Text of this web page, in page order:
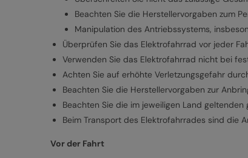
Beachten Sie die Herstellervorgaben zum
Manipulation des Antriebssystems,
Überprüfen Sie das Elektrofahrrad vor jeder
Verwenden Sie das Elektrofahrrad nicht bei
Achten Sie auf erhöhte Verletzungsgefahr
Beachten Sie die Herstellervorgaben zur
Beachten Sie die im jeweiligen Land
Beim Transport des Elektrofahrrades sind die
Vor der Fahrt